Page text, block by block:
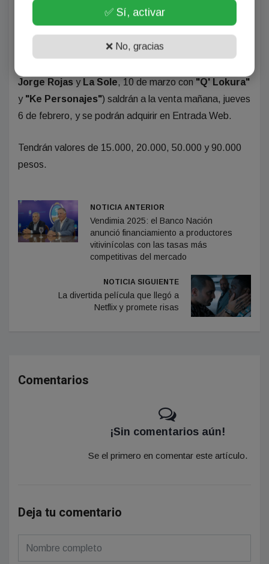
Venta y precios de entradas
Las entradas para las dos noches que coronarán la
Jorge Rojas y La Sole, 10 de marzo con "Q' Lokura"
y "Ke Personajes") saldrán a la venta mañana, jueves
6 de febrero, y se podrán adquirir en Entrada Web.
Tendrán valores de 15.000, 20.000, 50.000 y 90.000
pesos.
NOTICIA ANTERIOR
Vendimia 2025: el Banco Nación
anunció financiamiento a productores
vitivinícolas con las tasas más
competitivas del mercado
NOTICIA SIGUIENTE
La divertida película que llegó a
Netflix y promete risas
Comentarios
¡Sin comentarios aún!
Se el primero en comentar este artículo.
Deja tu comentario
✅ Sí, activar
❌ No, gracias